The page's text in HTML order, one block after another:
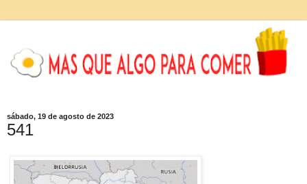
sábado, 19 de agosto de 2023
541